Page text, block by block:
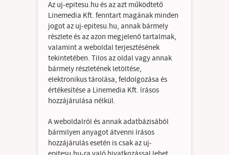
Az uj-epitesu.hu és az azt működtető
Linemedia Kft. fenntart magának minden
jogot az uj-epitesu.hu, annak bármely
részlete és az azon megjelenő tartalmak,
valamint a weboldal terjesztésének
tekintetében. Tilos az oldal vagy annak
bármely részletének letöltése,
elektronikus tárolása, feldolgozása és
értékesítése a Linemedia Kft. írásos
hozzájárulása nélkül.
A weboldalról és annak adatbázisából
bármilyen anyagot átvenni írásos
hozzájárulás esetén is csak az uj-